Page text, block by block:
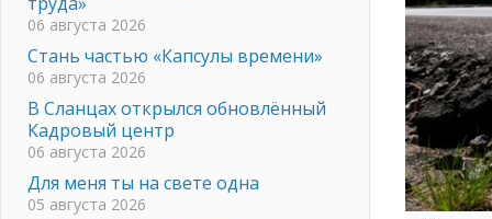
06 августа 2026
Стань частью «Капсулы времени»
06 августа 2026
В Сланцах открылся обновлённый
Кадровый центр
06 августа 2026
Для меня ты на свете одна
05 августа 2026